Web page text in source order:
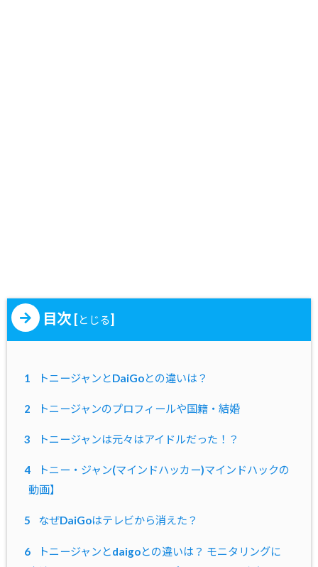
目次 [とじる]
1 トニージャンとDaiGoとの違いは？
2 トニージャンのプロフィールや国籍・結婚
3 トニージャンは元々はアイドルだった！？
4
トニー・ジャン(マインドハッカー)マインドハックの
動画】
5 なぜDaiGoはテレビから消えた？
6
トニージャンとdaigoとの違いは？ モニタリングに